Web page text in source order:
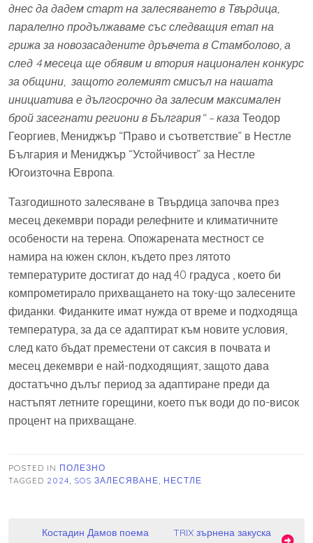
днес да дадем старт на залесяването в Твърдица,
паралелно продължаваме със следващия етап на
грижа за новозасадените дръвчета в Стамболово, а
след 4 месеца ще обявим и втория национален конкурс
за общини, защото големият смисъл на нашата
инициатива е дългосрочно да залесим максимален
брой засегнати региони в България“ – каза Теодор
Георгиев, Мениджър “Право и съответствие” в Нестле
България и Мениджър “Устойчивост” за Нестле
Югоизточна Европа.
Тазгодишното залесяване в Твърдица започва през
месец декември поради релефните и климатичните
особености на терена. Опожарената местност се
намира на южен склон, където през лятото
температурите достигат до над 40 градуса , което би
компрометирало прихващането на току-що залесените
фиданки. Фиданките имат нужда от време и подходяща
температура, за да се адаптират към новите условия,
след като бъдат преместени от саксия в почвата и
месец декември е най-подходящият, защото дава
достатъчно дълъг период за адаптиране преди да
настъпят летните горещини, което пък води до по-висок
процент на прихващане.
POSTED IN ПОЛЕЗНО
TAGGED 2024 SOS ЗАЛЕСЯВАНЕ НЕСТЛЕ
Навигация
Костадин Дамов поема
TRIX зърнена закуска